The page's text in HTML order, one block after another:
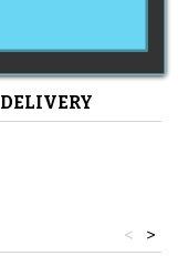
DELIVERY
>
<